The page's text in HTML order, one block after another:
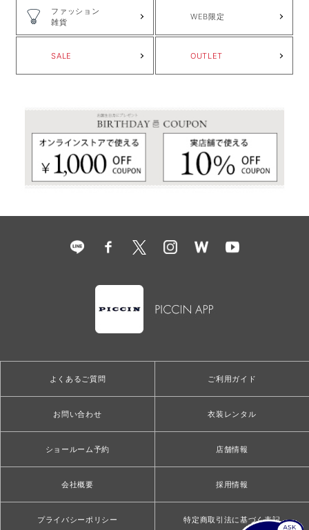
ファッション
雑貨
WEB限定
SALE OUTLET
よくあるご質問 ご利用ガイド
お問い合わせ 衣装レンタル
ショールーム予約 店舗情報
会社概要 採用情報
プライバシーポリシー 特定商取引法に基づく表記